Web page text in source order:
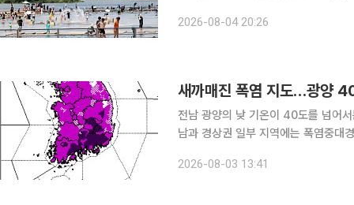
풍이 불면서 동쪽 지역의 기온은 최근
2026-08-04 20:26
새까매진 폭염 지도…광양
전남 광양의 낮 기온이 40도를 넘어
남과 경상권 일부 지역에는 폭염중대
치솟았다. 경남 밀양 39.6도, 합천
2026-08-03 13:41